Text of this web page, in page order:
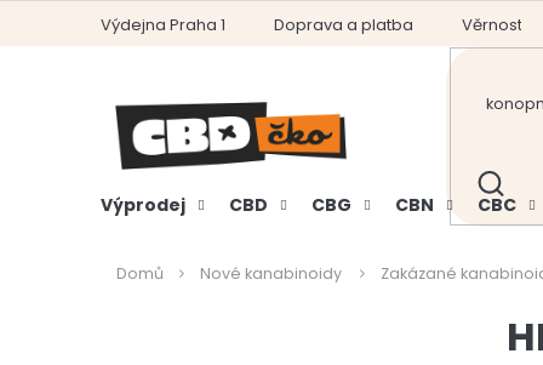
Výdejna Praha 1 Doprava a platba Věrnostní
HLEDAT
Výprodej CBD CBG CBN CBC
Domů Nové kanabinoidy Zakázané